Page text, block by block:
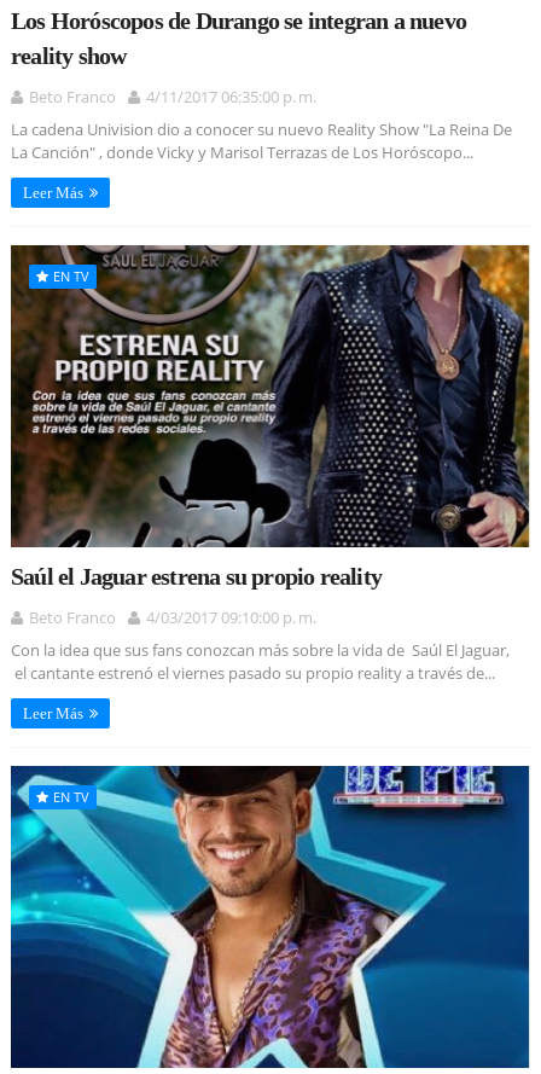
Los Horóscopos de Durango se integran a nuevo
reality show
Beto Franco
4/11/2017 06:35:00 p. m.
La cadena Univision dio a conocer su nuevo Reality Show "La Reina De
La Canción" , donde Vicky y Marisol Terrazas de Los Horóscopo...
Leer Más
EN TV
Saúl el Jaguar estrena su propio reality
Beto Franco
4/03/2017 09:10:00 p. m.
Con la idea que sus fans conozcan más sobre la vida de Saúl El Jaguar,
el cantante estrenó el viernes pasado su propio reality a través de...
Leer Más
EN TV